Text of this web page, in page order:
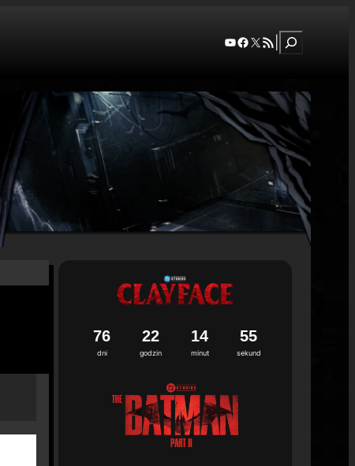
YouTube
Facebook
X RSS FeedSzukaj
dni
76
godzin
22
minut
14
sekund
53
4